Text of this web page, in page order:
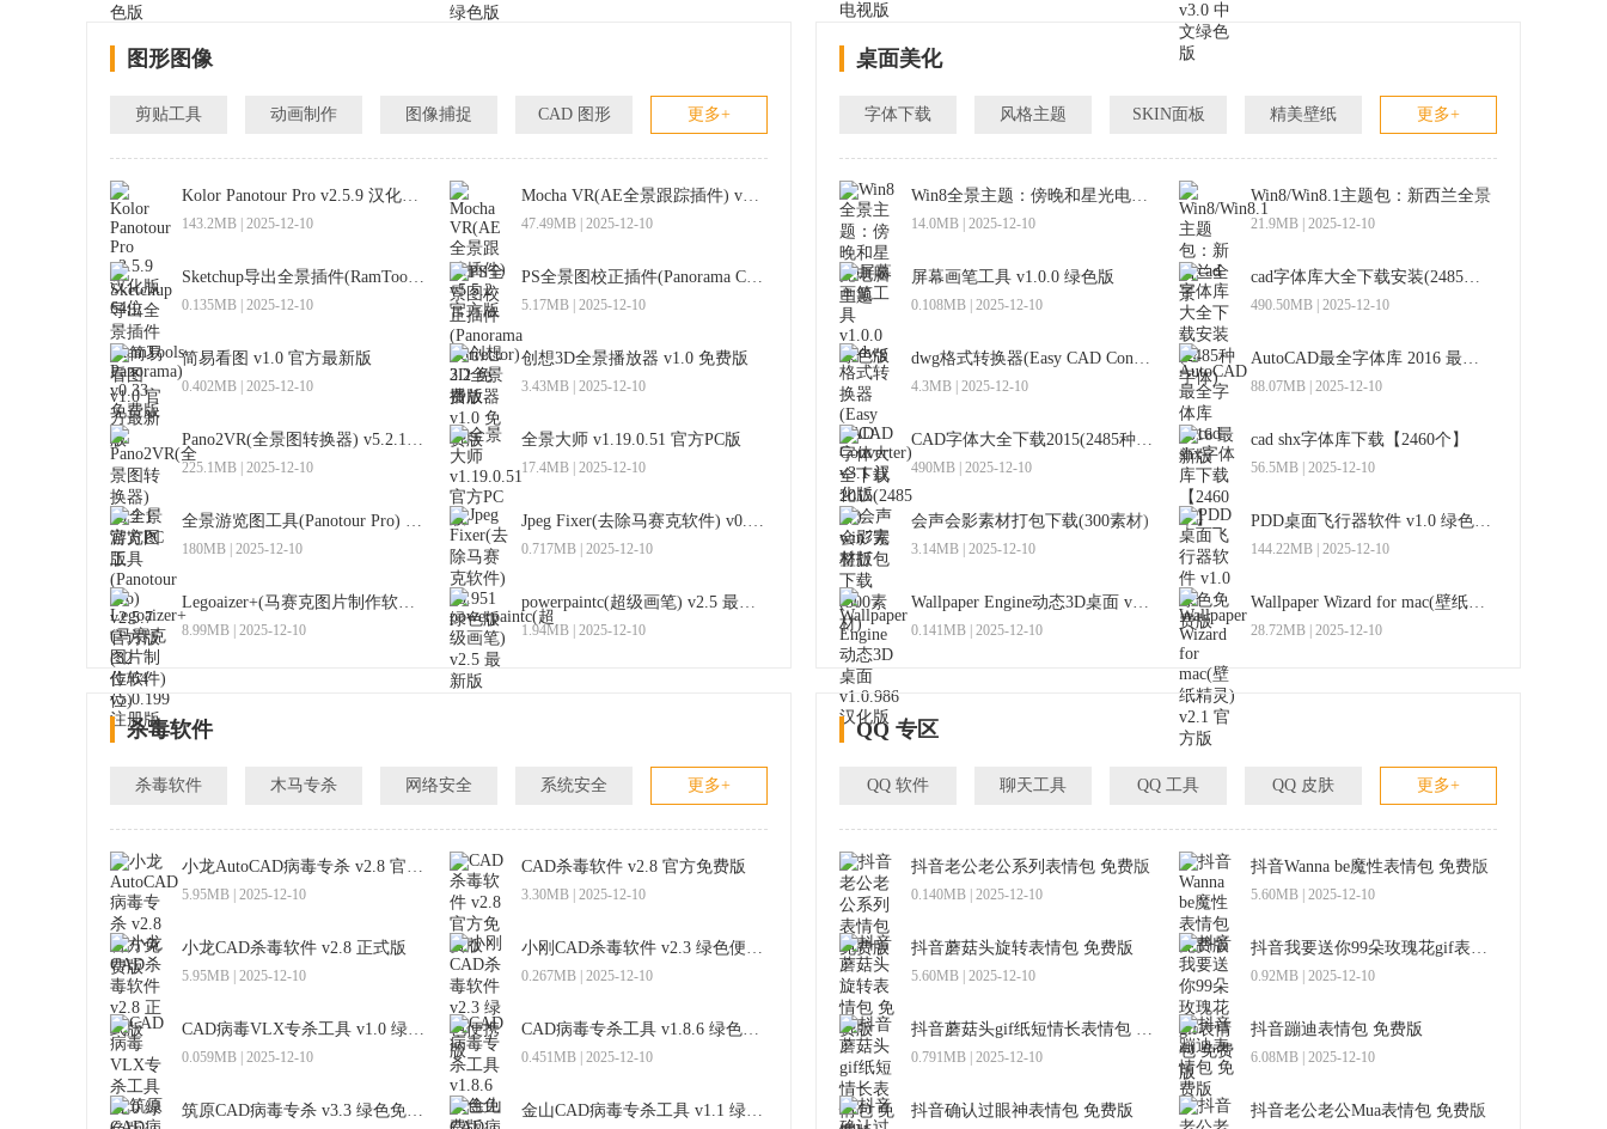
图形图像
剪贴工具 动画制作 图像捕捉 CAD 图形 更多+
Kolor Panotour Pro v2.5.9 汉化版64位
143.2MB | 2025-12-10
Mocha VR(AE全景跟踪插件) v5.5.2 官方版
47.49MB | 2025-12-10
Sketchup导出全景插件(RamTools Panorama) v0.33 免费版
0.135MB | 2025-12-10
PS全景图校正插件(Panorama Corrector) 2.2 免费版
5.17MB | 2025-12-10
简易看图 v1.0 官方最新版
0.402MB | 2025-12-10
创想3D全景播放器 v1.0 免费版
3.43MB | 2025-12-10
Pano2VR(全景图转换器) v5.2.1 官方PC版
225.1MB | 2025-12-10
全景大师 v1.19.0.51 官方PC版
17.4MB | 2025-12-10
全景游览图工具(Panotour Pro) v2.5.7 官方版(32位/64位)
180MB | 2025-12-10
Jpeg Fixer(去除马赛克软件) v0.951 绿色版
0.717MB | 2025-12-10
Legoaizer+(马赛克图片制作软件) v5.0.199 注册版
8.99MB | 2025-12-10
powerpaintc(超级画笔) v2.5 最新版
1.94MB | 2025-12-10
桌面美化
字体下载 风格主题 SKIN面板 精美壁纸 更多+
Win8全景主题：傍晚和星光电脑主题
14.0MB | 2025-12-10
Win8/Win8.1主题包：新西兰全景
21.9MB | 2025-12-10
屏幕画笔工具 v1.0.0 绿色版
0.108MB | 2025-12-10
cad字体库大全下载安装(2485种字体)
490.50MB | 2025-12-10
dwg格式转换器(Easy CAD Converter) v3.1 汉化版
4.3MB | 2025-12-10
AutoCAD最全字体库 2016 最新版
88.07MB | 2025-12-10
CAD字体大全下载2015(2485种) win7完整版
490MB | 2025-12-10
cad shx字体库下载【2460个】
56.5MB | 2025-12-10
会声会影素材打包下载(300素材)
3.14MB | 2025-12-10
PDD桌面飞行器软件 v1.0 绿色免费版
144.22MB | 2025-12-10
Wallpaper Engine动态3D桌面 v1.0.986 汉化版
0.141MB | 2025-12-10
Wallpaper Wizard for mac(壁纸精灵) v2.1 官方版
28.72MB | 2025-12-10
杀毒软件
杀毒软件 木马专杀 网络安全 系统安全 更多+
小龙AutoCAD病毒专杀 v2.8 官方免费版
5.95MB | 2025-12-10
CAD杀毒软件 v2.8 官方免费版
3.30MB | 2025-12-10
小龙CAD杀毒软件 v2.8 正式版
5.95MB | 2025-12-10
小刚CAD杀毒软件 v2.3 绿色便携版
0.267MB | 2025-12-10
CAD病毒VLX专杀工具 v1.0 绿色版
0.059MB | 2025-12-10
CAD病毒专杀工具 v1.8.6 绿色免费版
0.451MB | 2025-12-10
筑原CAD病毒专杀 v3.3 绿色免费版 金山CAD病毒专杀工具 v1.1 绿色版
QQ 专区
QQ 软件 聊天工具 QQ 工具 QQ 皮肤 更多+
抖音老公老公系列表情包 免费版
0.140MB | 2025-12-10
抖音Wanna be魔性表情包 免费版
5.60MB | 2025-12-10
抖音蘑菇头旋转表情包 免费版
5.60MB | 2025-12-10
抖音我要送你99朵玫瑰花gif表情包 免费版
0.92MB | 2025-12-10
抖音蘑菇头gif纸短情长表情包 免费版
0.791MB | 2025-12-10
抖音蹦迪表情包 免费版
6.08MB | 2025-12-10
抖音确认过眼神表情包 免费版 抖音老公老公Mua表情包 免费版